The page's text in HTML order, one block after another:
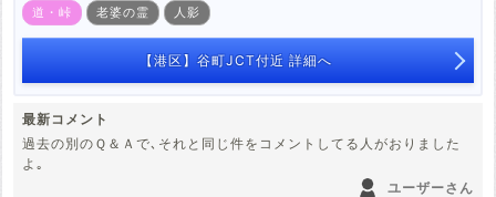
道・峠 老婆の霊 人影
【港区】谷町JCT付近 詳細へ
最新コメント
過去の別のＱ＆Ａで､それと同じ件をコメントしてる人がおりました
よ｡
ユーザーさん